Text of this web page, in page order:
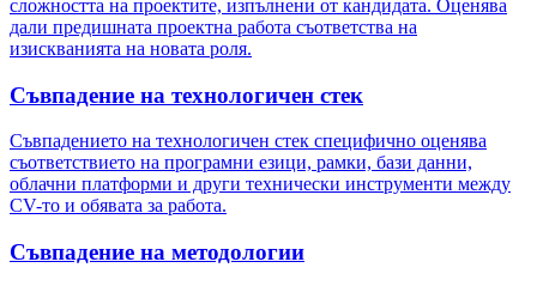
сложността на проектите, изпълнени от кандидата. Оценява
дали предишната проектна работа съответства на
изискванията на новата роля.
Съвпадение на технологичен стек
Съвпадението на технологичен стек специфично оценява
съответствието на програмни езици, рамки, бази данни,
облачни платформи и други технически инструменти между
CV-то и обявата за работа.
Съвпадение на методологии